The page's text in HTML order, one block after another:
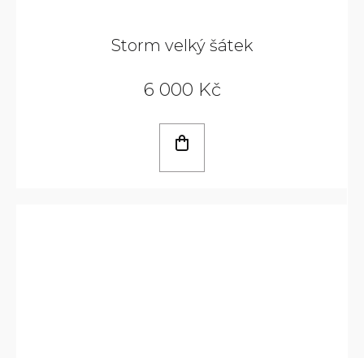
Storm velký šátek
6 000 Kč